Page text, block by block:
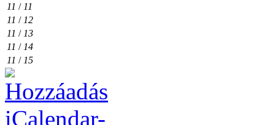
11 / 11
11 / 12
11 / 13
11 / 14
11 / 15